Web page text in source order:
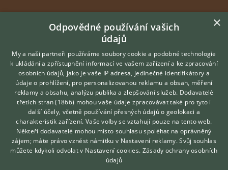
DOMOVSKÁ STRÁNKA
INZERCE
DISKUSE
ČLÁNKY
O nás
Kontakt
Možnosti zvýraznění inzerátů
Podmínky užití
Zpracování osobních údajů
Hledáte zvířecího kamaráda?
Zdarma vám poradí
VETERINÁŘ ONLINE
KONZULTOVAT S
VETERINÁŘEM
×
Odpovědné používání vašich
údajů
My a naši partneři používáme soubory cookie a podobné technologie
k ukládání a zpřístupnění informací ve vašem zařízení a ke zpracování
osobních údajů, jako je vaše IP adresa, jedinečné identifikátory a
údaje o prohlížení, pro personalizovanou reklamu a obsah, měření
reklamy a obsahu, analýzu publika a zlepšování služeb. Dodavatelé
třetích stran (1866) mohou vaše údaje zpracovávat také pro tyto i
další účely, včetně používání přesných údajů o geolokaci a
charakteristik zařízení. Vaše volby se vztahují pouze na tento web.
Někteří dodavatelé mohou místo souhlasu spoléhat na oprávněný
zájem; máte právo vznést námitku v Nastavení reklamy. Svůj souhlas
můžete kdykoli odvolat v Nastavení cookies. Zásady ochrany osobních
údajů